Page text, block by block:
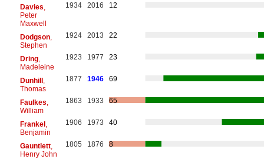
Davies
Peter
Maxwell
1934 2016 12
Dodgson,
Stephen
1924 2013 22
Dring,
Madeleine
1923 1977 23
Dunhill,
Thomas
1877 1946 69
Faulkes
William
1863 1933 65
Frankel,
Benjamin
1906 1973 40
Gauntlett,
Henry John
1805 1876 8